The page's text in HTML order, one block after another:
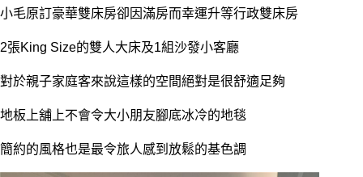
小毛原訂豪華雙床房卻因滿房而幸運升等行政雙床房
2張King Size的雙人大床及1組沙發小客廳
對於親子家庭客來說這樣的空間絕對是很舒適足夠
地板上舖上不會令大小朋友腳底冰冷的地毯
簡約的風格也是最令旅人感到放鬆的基色調